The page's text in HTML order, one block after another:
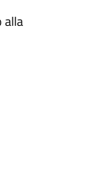
alla